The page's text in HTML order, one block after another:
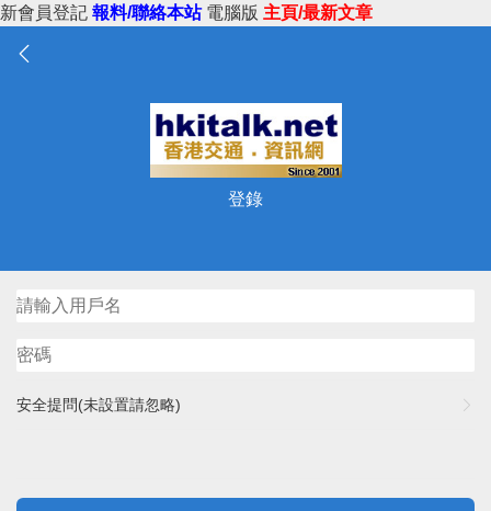
新會員登記 報料/聯絡本站 電腦版 主頁/最新文章
登錄
安全提問(未設置請忽略)